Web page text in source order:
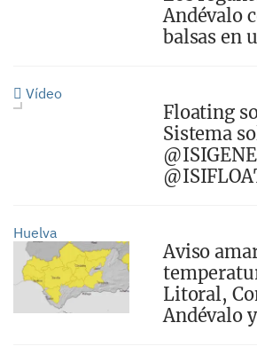
Andévalo
balsas en
Vídeo
Floating
Sistema
Huelva
Aviso
Litoral,
Andévalo